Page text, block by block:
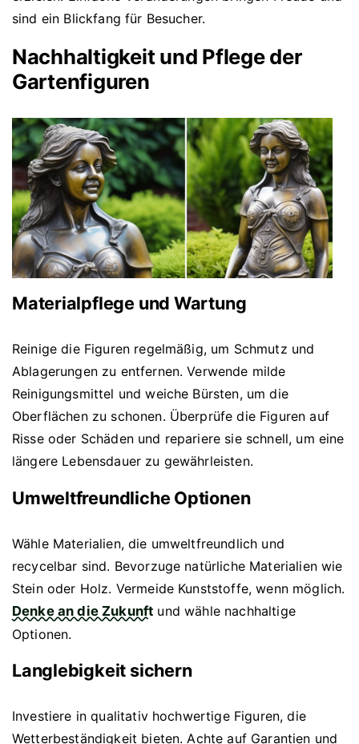
sind ein Blickfang für Besucher.
Nachhaltigkeit und Pflege der
Gartenfiguren
Materialpflege und Wartung
Reinige die Figuren regelmäßig, um Schmutz und
Ablagerungen zu entfernen. Verwende milde
Reinigungsmittel und weiche Bürsten, um die
Oberflächen zu schonen. Überprüfe die Figuren auf
Risse oder Schäden und repariere sie schnell, um eine
längere Lebensdauer zu gewährleisten.
Umweltfreundliche Optionen
Wähle Materialien, die umweltfreundlich und
recycelbar sind. Bevorzuge natürliche Materialien wie
Stein oder Holz. Vermeide Kunststoffe, wenn möglich.
Denke an die Zukunft und wähle nachhaltige
Optionen.
Langlebigkeit sichern
Investiere in qualitativ hochwertige Figuren, die
Wetterbeständigkeit bieten. Achte auf Garantien und